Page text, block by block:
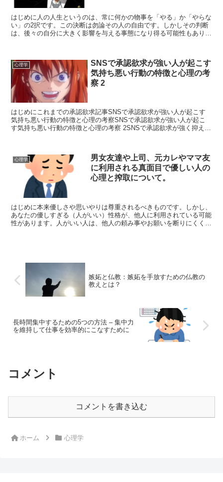
はじめに人の人生というのは、常に何かの物事を「やる」か「やらな
い」の2択です。この決断は勿論その人の自由です。しかしその判断
は、後々の自分に大きく影響を与える事態になり得る可能性もありま
心理学
SNSで承認欲求が強い人が起こす
気持ち悪い行動の特徴と心理の考
察 2
はじめにこれまでの承認欲求記事SNSで承認欲求が強い人が起こす
気持ち悪い行動の特徴と心理の考察SNSで承認欲求が強い人が起こ
す気持ち悪い行動の特徴と心理の考察 2SNSで承認欲求が強く抑えら
心理学
男女友達や上司、元カレやママ友
に利用される真面目で優しい人の
心理と搾取について。
はじめに本来優しさや思いやりは尊重されるべきものです。しかし、
あなたの優しすぎる（人がいい）性格が、他人に利用されている可能
性があります。人がいい人は、他人の頼み事やお願いを断りにくく、
嫉妬と仏教：嫉妬を手放すための仏教の
教えとは？
長時間集中するための5つの方法 – 集中力
を維持して仕事を効率的にこなすために
コメント
コメントを書き込む
ホーム 心理学